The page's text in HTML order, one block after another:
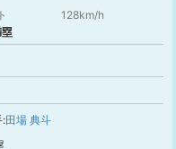
128km/h
塁
:田場 典斗